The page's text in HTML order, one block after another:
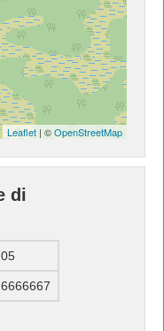
Leaflet | ©OpenStreetMap
di